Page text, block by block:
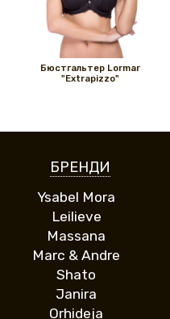
Бюстгальтер Lormar
"Extrapizzo"
БРЕНДИ
Ysabel Mora
Leilieve
Massana
Marc & Andre
Shato
Janira
Orhideja